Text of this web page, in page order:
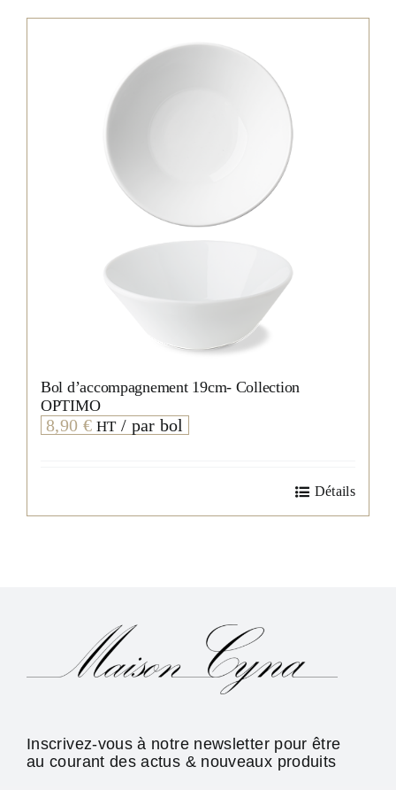
Bol d’accompagnement 19cm- Collection
OPTIMO
8,90 € HT/ par bol
Détails
Inscrivez-vous à notre newsletter pour être
au courant des actus & nouveaux produits